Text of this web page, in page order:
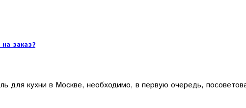
заказ?
кухни в Москве, необходимо, в первую очередь,